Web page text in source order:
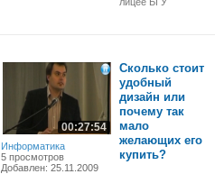
00:27:54
Информатика
5 просмотров
Добавлен: 25.11.2009
Сколько стоит
удобный
дизайн или
почему так
мало
желающих его
купить?